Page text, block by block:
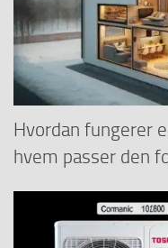
Hvordan fungerer
hvem passer den